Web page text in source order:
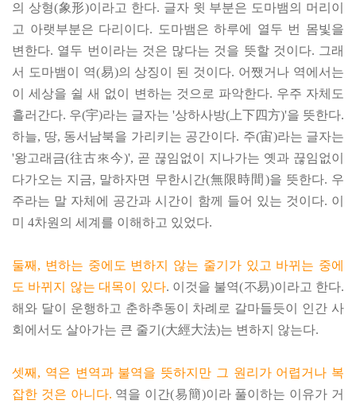
의 상형(象形)이라고 한다. 글자 윗 부분은 도마뱀의 머리이
고 아랫부분은 다리이다. 도마뱀은 하루에 열두 번 몸빛을
변한다. 열두 번이라는 것은 많다는 것을 뜻할 것이다. 그래
서 도마뱀이 역(易)의 상징이 된 것이다. 어쨌거나 역에서는
이 세상을 쉴 새 없이 변하는 것으로 파악한다. 우주 자체도
흘러간다. 우(宇)라는 글자는 '상하사방(上下四方)'을 뜻한다.
하늘, 땅, 동서남북을 가리키는 공간이다. 주(宙)라는 글자는
'왕고래금(往古來今)', 곧 끊임없이 지나가는 옛과 끊임없이
다가오는 지금, 말하자면 무한시간(無限時間)을 뜻한다. 우
주라는 말 자체에 공간과 시간이 함께 들어 있는 것이다. 이
미 4차원의 세계를 이해하고 있었다.
둘째, 변하는 중에도 변하지 않는 줄기가 있고 바뀌는 중에
도 바뀌지 않는 대목이 있다. 이것을 불역(不易)이라고 한다.
해와 달이 운행하고 춘하추동이 차례로 갈마들듯이 인간 사
회에서도 살아가는 큰 줄기(大經大法)는 변하지 않는다.
셋째, 역은 변역과 불역을 뜻하지만 그 원리가 어렵거나 복
잡한 것은 아니다. 역을 이간(易簡)이라 풀이하는 이유가 거